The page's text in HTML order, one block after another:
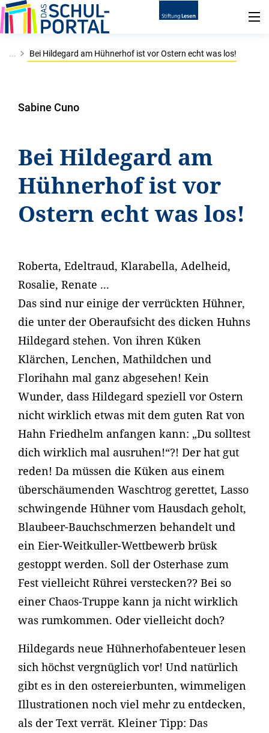
... Bei Hildegard am Hühnerhof ist vor Ostern echt was los!
Sabine Cuno
Bei Hildegard am
Hühnerhof ist vor
Ostern echt was los!
Roberta, Edeltraud, Klarabella, Adelheid,
Rosalie, Renate ...
Das sind nur einige der verrückten Hühner,
die unter der Oberaufsicht des dicken Huhns
Hildegard stehen. Von ihren Küken
Klärchen, Lenchen, Mathildchen und
Florihahn mal ganz abgesehen! Kein
Wunder, dass Hildegard speziell vor Ostern
nicht wirklich etwas mit dem guten Rat von
Hahn Friedhelm anfangen kann: „Du solltest
dich wirklich mal ausruhen!“?! Der hat gut
reden! Da müssen die Küken aus einem
überschäumenden Waschtrog gerettet, Lasso
schwingende Hühner vom Hausdach geholt,
Blaubeer-Bauchschmerzen behandelt und
ein Eier-Weitkuller-Wettbewerb brüsk
gestoppt werden. Soll der Osterhase zum
Fest vielleicht Rührei verstecken?? Bei so
einer Chaos-Truppe kann ja nicht wirklich
was rumkommen. Oder vielleicht doch?
Hildegards neue Hühnerhofabenteuer lesen
sich höchst vergnüglich vor! Und natürlich
gibt es in den ostereierbunten, wimmeligen
Illustrationen noch viel mehr zu entdecken,
als der Text verrät. Kleiner Tipp: Das